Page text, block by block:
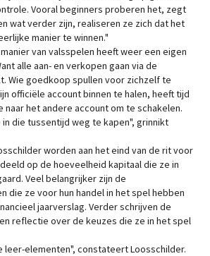
Vooral beginners proberen het, zegt
wat verder zijn, realiseren ze zich dat het
manier te winnen."
van valsspelen heeft weer een eigen
alle aan- en verkopen gaan via de
Wie goedkoop spullen voor zichzelf te
officiële account binnen te halen, heeft tijd
naar het andere account om te schakelen.
die tussentijd weg te kapen", grinnikt
worden aan het eind van de rit voor
op de hoeveelheid kapitaal die ze in
Veel belangrijker zijn de
die ze voor hun handel in het spel hebben
jaarverslag. Verder schrijven de
reflectie over de keuzes die ze in het spel
leer-elementen", constateert Loosschilder.